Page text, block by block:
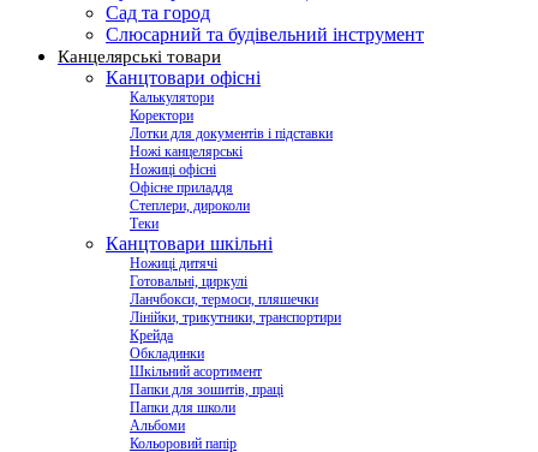
Сад та город
Слюсарний та будівельний інструмент
Канцелярські товари
Канцтовари офісні
Калькулятори
Коректори
Лотки для документів і підставки
Ножі канцелярські
Ножиці офісні
Офісне приладдя
Степлери, дироколи
Теки
Канцтовари шкільні
Ножиці дитячі
Готовальні, циркулі
Ланчбокси, термоси, пляшечки
Лінійки, трикутники, транспортири
Крейда
Обкладинки
Шкільний асортимент
Папки для зошитів, праці
Папки для школи
Альбоми
Кольоровий папір